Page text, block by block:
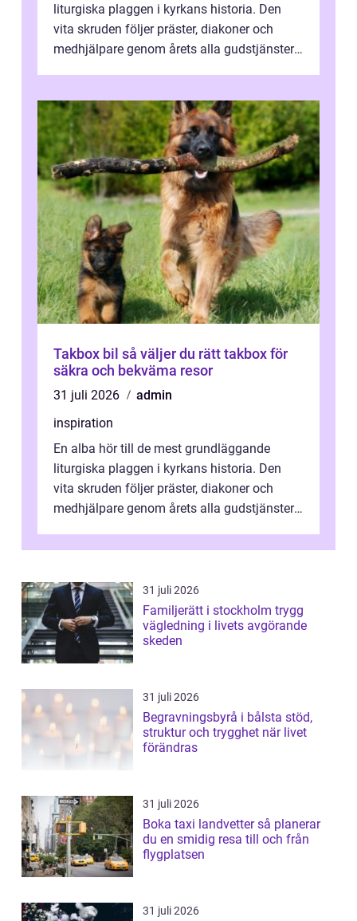
liturgiska plaggen i kyrkans historia. Den
vita skruden följer präster, diakoner och
medhjälpare genom årets alla gudstjänster,
Takbox bil så väljer du rätt takbox för
säkra och bekväma resor
31 juli 2026
admin
inspiration
En alba hör till de mest grundläggande
liturgiska plaggen i kyrkans historia. Den
vita skruden följer präster, diakoner och
medhjälpare genom årets alla gudstjänster,
31 juli 2026
Familjerätt i stockholm trygg
vägledning i livets avgörande
skeden
31 juli 2026
Begravningsbyrå i bålsta stöd,
struktur och trygghet när livet
förändras
31 juli 2026
Boka taxi landvetter så planerar
du en smidig resa till och från
flygplatsen
31 juli 2026